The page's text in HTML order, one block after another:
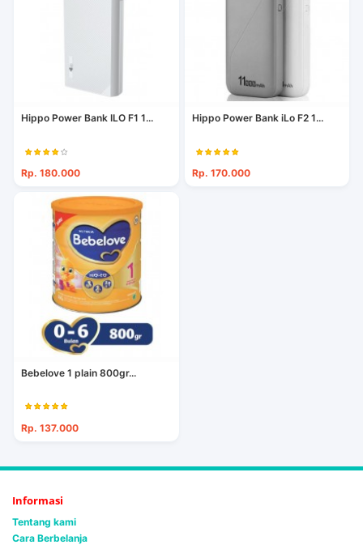
Hippo Power Bank ILO F1 1...
Rp. 180.000
Hippo Power Bank iLo F2 1...
Rp. 170.000
Bebelove 1 plain 800gr...
Rp. 137.000
Informasi
Tentang kami
Cara Berbelanja